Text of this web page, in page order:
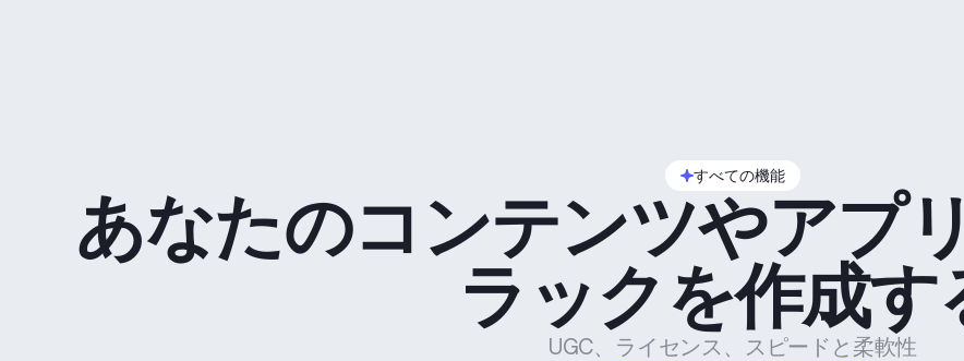
すべての機能
あなたのコンテンツやアプ
ラックを作成す
UGC、ライセンス、スピードと柔軟性